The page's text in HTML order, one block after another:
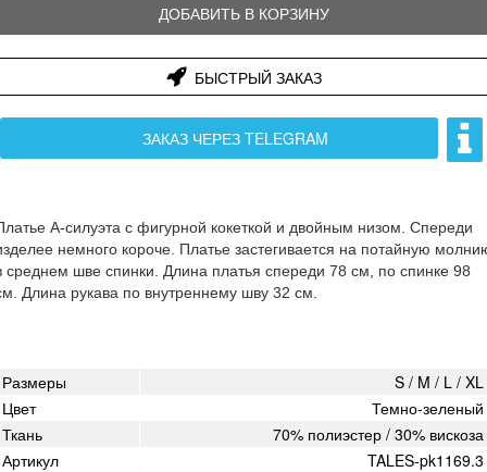
ДОБАВИТЬ В КОРЗИНУ
БЫСТРЫЙ ЗАКАЗ
ЗАКАЗ ЧЕРЕЗ TELEGRAM
А-силуэта с фигурной кокеткой и двойным низом. Спереди
немного короче. Платье застегивается на потайную
среднем шве спинки. Длина платья спереди 78 см, по спинке 98
Длина рукава по внутреннему шву 32 см.
Размеры
S / M / L / XL
Цвет
Темно-зеленый
Ткань
70% полиэстер / 30% вискоза
Артикул
TALES-pk1169.3